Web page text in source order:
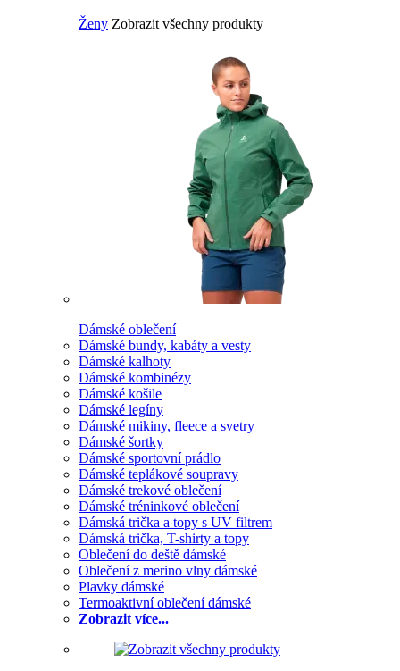
Ženy Zobrazit všechny produkty
Dámské oblečení
Dámské bundy, kabáty a vesty
Dámské kalhoty
Dámské kombinézy
Dámské košile
Dámské legíny
Dámské mikiny, fleece a svetry
Dámské šortky
Dámské sportovní prádlo
Dámské teplákové soupravy
Dámské trekové oblečení
Dámské tréninkové oblečení
Dámská trička a topy s UV filtrem
Dámská trička, T-shirty a topy
Oblečení do deště dámské
Oblečení z merino vlny dámské
Plavky dámské
Termoaktivní oblečení dámské
Zobrazit více...